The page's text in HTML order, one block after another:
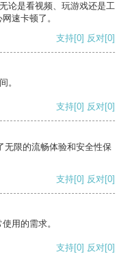
论是看视频、玩游戏还是工
速卡顿了。
支持[0] 反对[0]
。
支持[0] 反对[0]
无限的流畅体验和安全性保
支持[0] 反对[0]
用的需求。
支持[0] 反对[0]